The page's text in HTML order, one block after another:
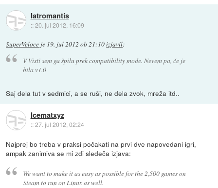
Iatromantis
::20. jul 2012, 16:09
SuperVeloce je 19. jul 2012 ob 21:10izjavil:
V Visti sem ga špilu prek compatibility mode. Nevem pa, če je
bila v1.0
Saj dela tut v sedmici, a se ruši, ne dela zvok, mreža itd..
Icematxyz
::27. jul 2012, 02:24
Najprej bo treba v praksi počakati na prvi dve napovedani igri,
ampak zanimiva se mi zdi sledeča izjava:
We want to make it as easy as possible for the 2,500 games on
Steam to run on Linux as well.